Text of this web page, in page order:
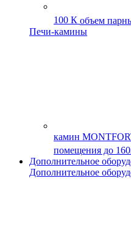
100 К объем
Печи-камины
камин
помещения до
Дополнительное
Дополнительное